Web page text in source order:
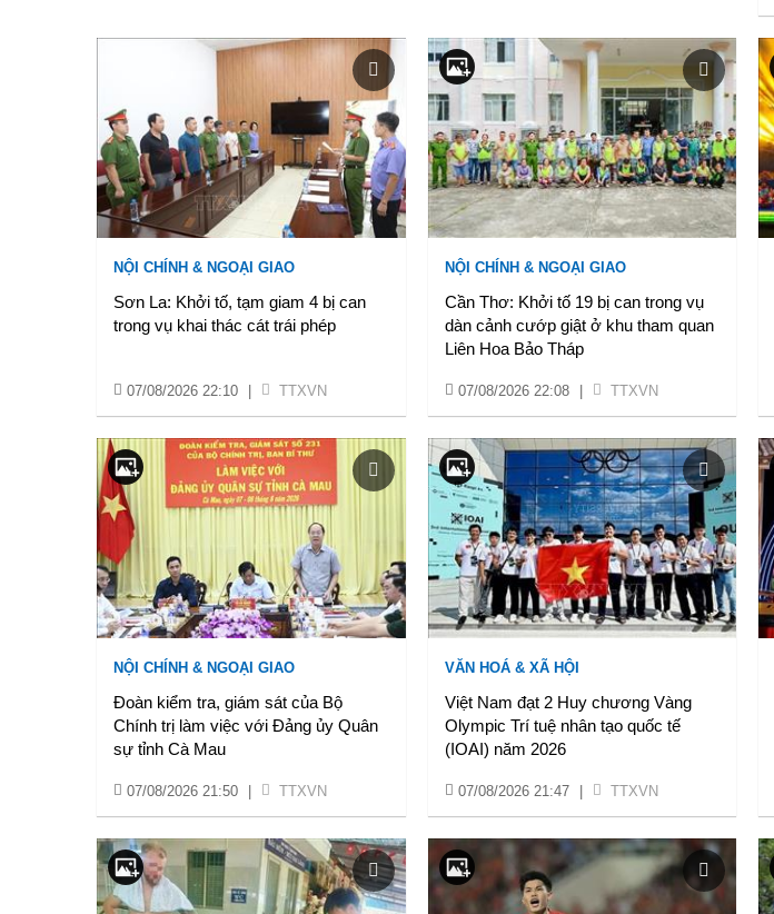
NỘI CHÍNH & NGOẠI GIAO
Sơn La: Khởi tố, tạm giam 4 bị can
trong vụ khai thác cát trái phép
07/08/2026 22:10 TTXVN
NỘI CHÍNH & NGOẠI GIAO
Cần Thơ: Khởi tố 19 bị can trong vụ
dàn cảnh cướp giật ở khu tham quan
Liên Hoa Bảo Tháp
07/08/2026 22:08 TTXVN
NỘI CHÍNH & NGOẠI GIAO
Đoàn kiểm tra, giám sát của Bộ
Chính trị làm việc với Đảng ủy Quân
sự tỉnh Cà Mau
07/08/2026 21:50 TTXVN
VĂN HOÁ & XÃ HỘI
Việt Nam đạt 2 Huy chương Vàng
Olympic Trí tuệ nhân tạo quốc tế
(IOAI) năm 2026
07/08/2026 21:47 TTXVN